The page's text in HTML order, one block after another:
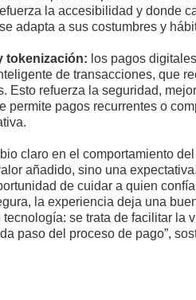
la accesibilidad y donde
adapta a sus costumbres y
tokenización: los pagos
de transacciones, que
Esto refuerza la seguridad,
permite pagos recurrentes o
claro en el comportamiento
añadido, sino una
de cuidar a quien
la experiencia deja una
se trata de facilitar la
paso del proceso de pago”,